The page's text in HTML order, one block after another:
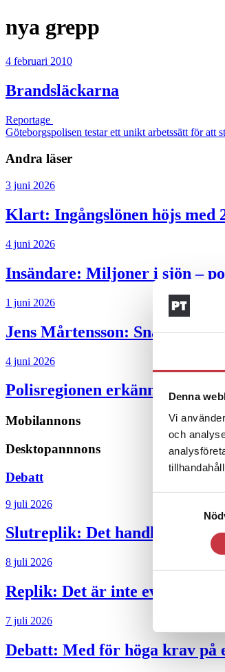
Denna
Vi
och
nya grepp
4 februari 2010
Brandsläckarna
Reportage
Göteborgspolisen testar ett unikt arbetssätt för
Andra läser
3 juni 2026
Klart: Ingångslönen höjs med
4 juni 2026
Insändare: Miljoner i sjön –
1 juni 2026
Jens Mårtensson: Snart 20 år
4 juni 2026
Polisregionen erkänner fel:
Mobilannons
Desktopannnons
Debatt
9 juli 2026
Slutreplik: Det handlar om
8 juli 2026
Replik: Det är inte
7 juli 2026
Debatt: Med för höga krav på